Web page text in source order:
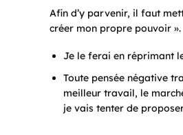
Afin d’y parvenir, il faut
créer mon propre pouvoir ».
Je le ferai en réprimant
Toute pensée négative
meilleur travail, le
je vais tenter de